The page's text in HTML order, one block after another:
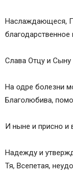
Наслаждaющеся,
Слава Отцу и Сыну
На одре болезни
Благолюбива,
И ныне и присно и
Надежду и
Тя, Всепетая,